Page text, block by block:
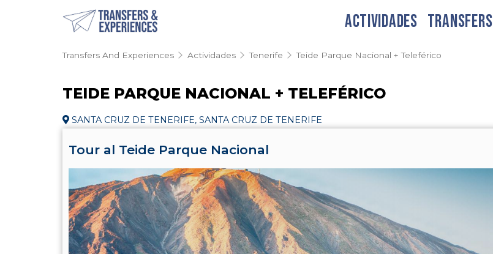
ACTIVIDADES TRANSFERS
Transfers And Experiences Actividades Tenerife Teide Parque Nacional + Teleférico
TEIDE PARQUE NACIONAL + TELEFÉRICO
SANTA CRUZ DE TENERIFE, SANTA CRUZ DE TENERIFE
Tour al Teide Parque Nacional